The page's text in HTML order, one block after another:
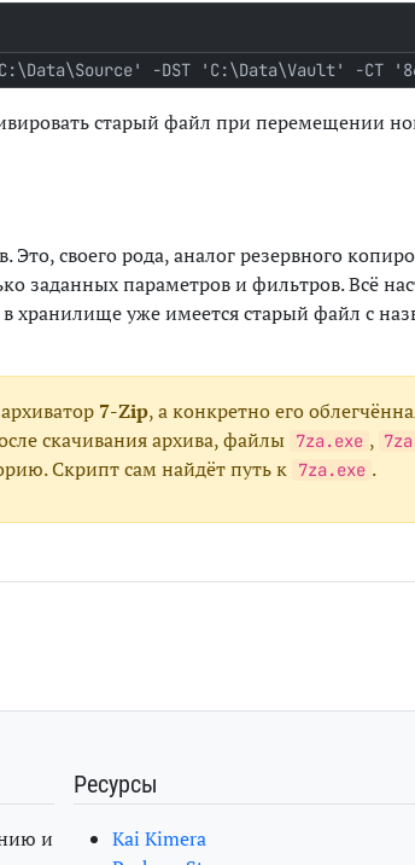
-DST 'C:\Data\Vault' -CT
старый файл при перемещении
Это, своего рода, аналог резервного
заданных параметров и фильтров. Всё
хранилище уже имеется старый файл с
7-Zip, а конкретно его
скачивания архива, файлы 7za.exe ,
Скрипт сам найдёт путь к 7za.exe .
и
Ресурсы
Kai Kimera